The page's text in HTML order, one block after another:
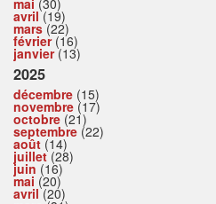
mai (30)
avril(19)
mars(22)
février(16)
janvier(13)
2025
décembre (15)
novembre (17)
octobre (21)
septembre (22)
août (14)
juillet(28)
juin (16)
mai (20)
avril(20)